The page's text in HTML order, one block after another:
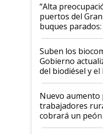
“Alta
puertos del
buques parados:
funcionamiento
exportadoras
la medida de
prácticos
Suben los
Gobierno
del biodiésel y el
Nuevo aumento
trabajadores
cobrará un peón